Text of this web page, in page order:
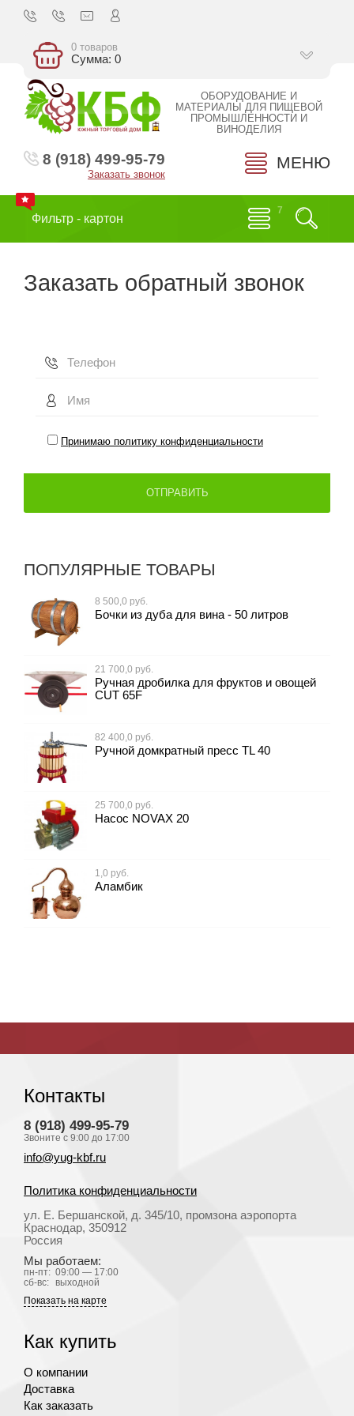
0 товаров
Сумма: 0
ОБОРУДОВАНИЕ И
МАТЕРИАЛЫ ДЛЯ ПИЩЕВОЙ
ПРОМЫШЛЕННОСТИ И
ВИНОДЕЛИЯ
МЕНЮ
8 (918) 499-95-79
Заказать звонок
Фильтр - картон
Заказать обратный звонок
Принимаю политику конфиденциальности
ПОПУЛЯРНЫЕ ТОВАРЫ
8 500,0 руб.
Бочки из дуба для вина - 50 литров
21 700,0 руб.
Ручная дробилка для фруктов и овощей
CUT 65F
82 400,0 руб.
Ручной домкратный пресс TL 40
25 700,0 руб.
Насос NOVAX 20
1,0 руб.
Аламбик
Контакты
8 (918) 499-95-79
Звоните с 9:00 до 17:00
info@yug-kbf.ru
Политика конфиденциальности
ул. Е. Бершанской, д. 345/10, промзона аэропорта
Краснодар, 350912
Россия
Мы работаем:
пн-пт: 09:00 — 17:00
сб-вс: выходной
Показать на карте
Как купить
О компании
Доставка
Как заказать